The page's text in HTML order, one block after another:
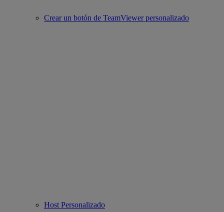
Crear un botón de TeamViewer personalizado
Host Personalizado